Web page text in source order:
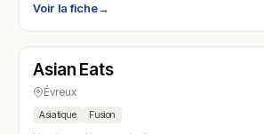
Voir la fiche→
N° 14
Asian Eats
Évreux
Asiatique Fusion